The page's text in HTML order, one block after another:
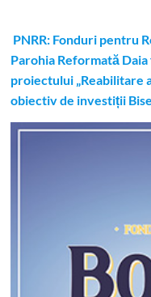
PNRR: Fonduri pentru
Parohia Reformată
proiectului „Reabilitare
obiectiv de investiții